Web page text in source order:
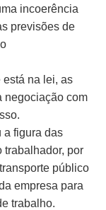
incoerência
previsões de
está na lei, as
negociação com
a figura das
trabalhador, por
público
empresa para
trabalho.